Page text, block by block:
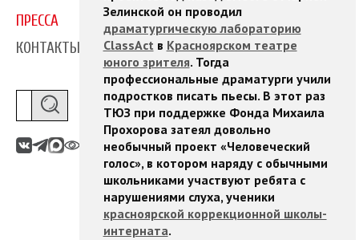
ПРЕССА
КОНТАКТЫ
Зелинской он проводил
драматургическую лабораторию
ClassAct в Красноярском театре
юного зрителя. Тогда
профессиональные драматурги учили
подростков писать пьесы. В этот раз
ТЮЗ при поддержке Фонда Михаила
Прохорова затеял довольно
необычный проект «Человеческий
голос», в котором наряду с обычными
школьниками участвуют ребята с
нарушениями слуха, ученики
красноярской коррекционной школы-
интерната.